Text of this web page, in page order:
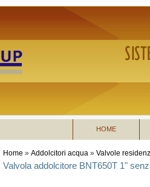
HOME
Home » Addolcitori acqua » Valvole
Valvola addolcitore BNT650T 1"